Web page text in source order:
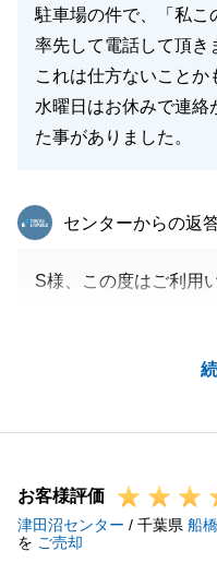
駐車場の件で、「私こ
率先して電話して頂き
これは仕方ないことか
水曜日はお休みで連絡
た事がありました。
東急リバブル
センターからの返
S様、この度はご利用
ても大変だったと思い
S様のご尽力・ご協力
今後も何かありました
お客様評価
津田沼センター / 千葉県 船
を ご売却